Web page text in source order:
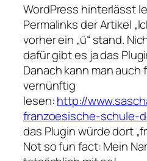
WordPress hinterlässt
Permalinks der Artikel
vorher ein „ü“ stand.
dafür gibt es ja das
Danach kann man auch
vernünftig
lesen:http://
franzoesische-schule-
das Plugin würde dort
Not so fun fact: Mein